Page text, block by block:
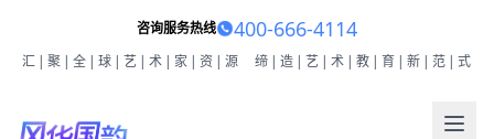
咨询服务热线 400-666-4114
汇|聚|全|球|艺|术|家|资|源 缔|造|艺|术|教|育|新|范|式